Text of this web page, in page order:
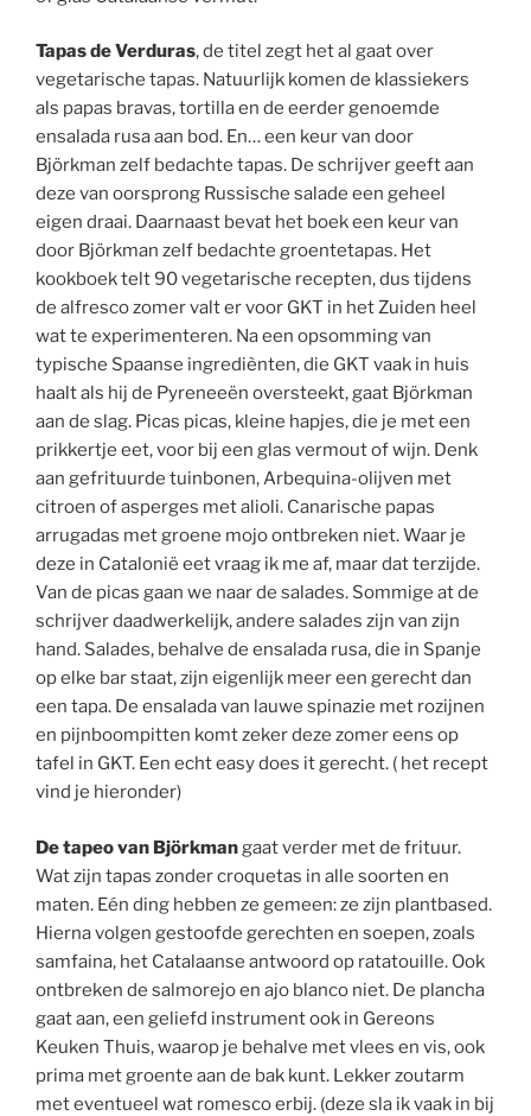
Tapas de Verduras, de titel zegt het al gaat over
vegetarische tapas. Natuurlijk komen de klassiekers
als papas bravas, tortilla en de eerder genoemde
ensalada rusa aan bod. En… een keur van door
Björkman zelf bedachte tapas. De schrijver geeft aan
deze van oorsprong Russische salade een geheel
eigen draai. Daarnaast bevat het boek een keur van
door Björkman zelf bedachte groentetapas. Het
kookboek telt 90 vegetarische recepten, dus tijdens
de alfresco zomer valt er voor GKT in het Zuiden heel
wat te experimenteren. Na een opsomming van
typische Spaanse ingrediènten, die GKT vaak in huis
haalt als hij de Pyreneeën oversteekt, gaat Björkman
aan de slag. Picas picas, kleine hapjes, die je met een
prikkertje eet, voor bij een glas vermout of wijn. Denk
aan gefrituurde tuinbonen, Arbequina-olijven met
citroen of asperges met alioli. Canarische papas
arrugadas met groene mojo ontbreken niet. Waar je
deze in Catalonië eet vraag ik me af, maar dat terzijde.
Van de picas gaan we naar de salades. Sommige at de
schrijver daadwerkelijk, andere salades zijn van zijn
hand. Salades, behalve de ensalada rusa, die in Spanje
op elke bar staat, zijn eigenlijk meer een gerecht dan
een tapa. De ensalada van lauwe spinazie met rozijnen
en pijnboompitten komt zeker deze zomer eens op
tafel in GKT. Een echt easy does it gerecht. ( het recept
vind je hieronder)
De tapeo van Björkmangaat verder met de frituur.
Wat zijn tapas zonder croquetas in alle soorten en
maten. Eén ding hebben ze gemeen: ze zijn plantbased.
Hierna volgen gestoofde gerechten en soepen, zoals
samfaina, het Catalaanse antwoord op ratatouille. Ook
ontbreken de salmorejo en ajo blanco niet. De plancha
gaat aan, een geliefd instrument ook in Gereons
Keuken Thuis, waarop je behalve met vlees en vis, ook
prima met groente aan de bak kunt. Lekker zoutarm
met eventueel wat romesco erbij. (deze sla ik vaak in bij